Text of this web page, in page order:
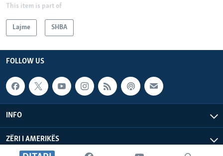
This item is part of
Lajme SHBA
FOLLOW US
INFO
ZËRI I AMERIKËS